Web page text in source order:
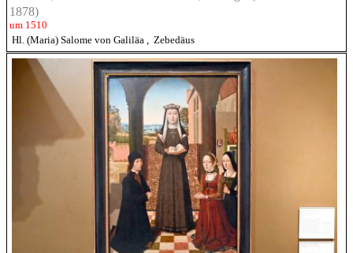
1878)
um 1510
Hl. (Maria) Salome von Galiläa , Zebedäus